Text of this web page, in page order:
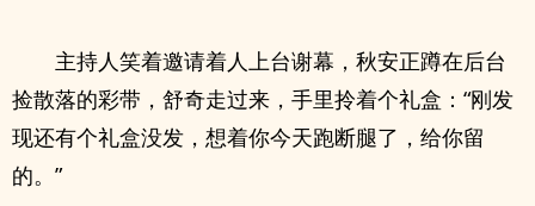
主持人笑着邀请着人上台谢幕，秋安正蹲在后台
捡散落的彩带，舒奇走过来，手里拎着个礼盒：“刚发
现还有个礼盒没发，想着你今天跑断腿了，给你留
的。”